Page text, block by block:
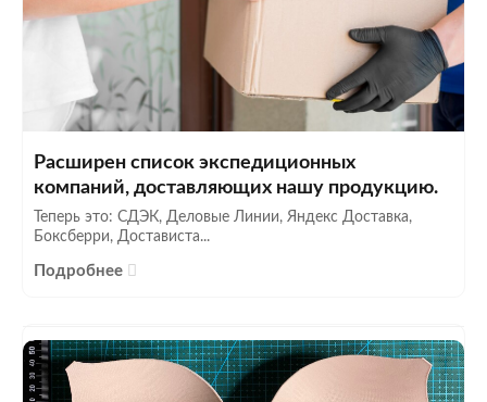
Расширен список экспедиционных
компаний, доставляющих нашу продукцию.
Теперь это: СДЭК, Деловые Линии, Яндекс Доставка,
Боксберри, Достависта...
Подробнее